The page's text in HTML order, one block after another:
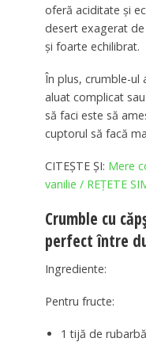
oferă aciditate și
desert exagerat
și foarte echilibrat.
În plus, crumble-ul
aluat complicat
să faci este să
cuptorul să facă
CITEȘTE ȘI: Mere
vanilie / REȚETE
Crumble cu
perfect între
Ingrediente:
Pentru fructe:
1 tijă de rubarbă